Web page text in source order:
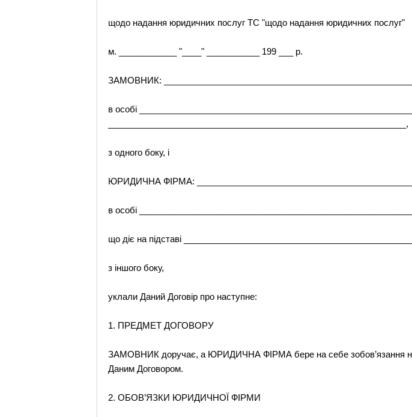
щодо надання юридичних послуг TC "щодо надання юридичних послуг"
м. ____________ "____" ___________ 199 ___ р.
ЗАМОВНИК:
в особі
______________________________________________________________,
з одного боку, і
ЮРИДИЧНА ФІРМА:
в особі
що діє на підставі
з іншого боку,
уклали Даний Договір про наступне:
1. ПРЕДМЕТ ДОГОВОРУ
ЗАМОВНИК доручає, а ЮРИДИЧНА ФІРМА бере на себе зобов’язання
Даним Договором.
2. ОБОВ’ЯЗКИ ЮРИДИЧНОЇ ФІРМИ